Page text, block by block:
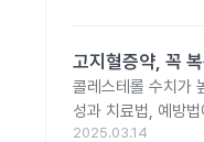
고지혈증약, 꼭
콜레스테롤 수치가
성과 치료법, 예방
2025.03.14